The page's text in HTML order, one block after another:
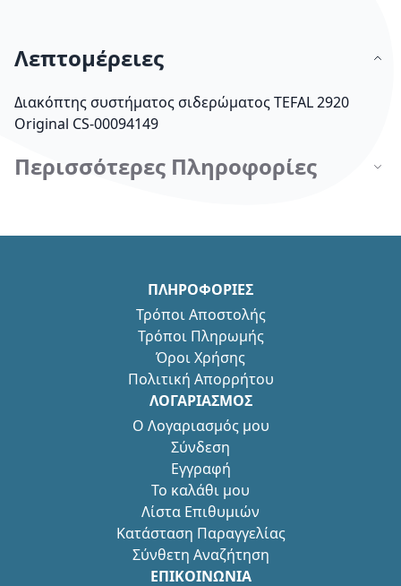
Λεπτομέρειες
Διακόπτης συστήματος σιδερώματος TEFAL 2920
Οriginal CS-00094149
Περισσότερες Πληροφορίες
ΠΛΗΡΟΦΟΡΙΕΣ
Τρόποι Αποστολής
Τρόποι Πληρωμής
Όροι Χρήσης
Πολιτική Απορρήτου
ΛΟΓΑΡΙΑΣΜΟΣ
Ο Λογαριασμός μου
Σύνδεση
Εγγραφή
Το καλάθι μου
Λίστα Επιθυμιών
Κατάσταση Παραγγελίας
Σύνθετη Αναζήτηση
ΕΠΙΚΟΙΝΩΝΙΑ